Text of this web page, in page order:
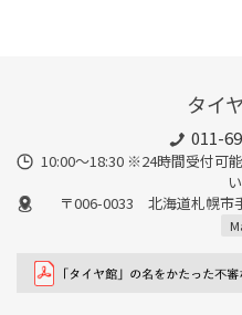
タイ
011-
10:00～18:30 ※24時間受付可
〒006-0033 北海道札幌市